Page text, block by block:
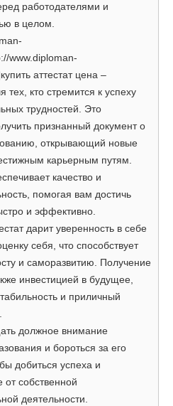
работодателями и
в целом.
www.diploman-
аттестат цена –
тех, кто стремится к успеху
трудностей. Это
признанный документ о
открывающий новые
карьерным путям.
качество и
помогая вам достичь
и эффективно.
дарит уверенность в себе
себя, что способствует
и саморазвитию. Получение
инвестицией в будущее,
и приличный
должное внимание
и бороться за его
добиться успеха и
от собственной
деятельности.